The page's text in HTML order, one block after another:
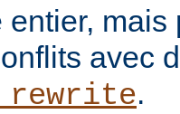
entier,
avec
.